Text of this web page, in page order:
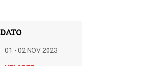
DATO
01 - 02 NOV 2023